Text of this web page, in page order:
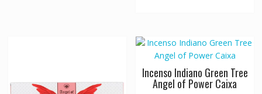
Incenso Indiano Green Tree
Angel of Power Caixa